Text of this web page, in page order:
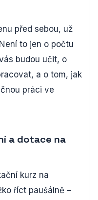
před sebou, už
to jen o počtu
budou učit, o
a o tom, jak
práci ve
a dotace na
kurz na
říct paušálně –